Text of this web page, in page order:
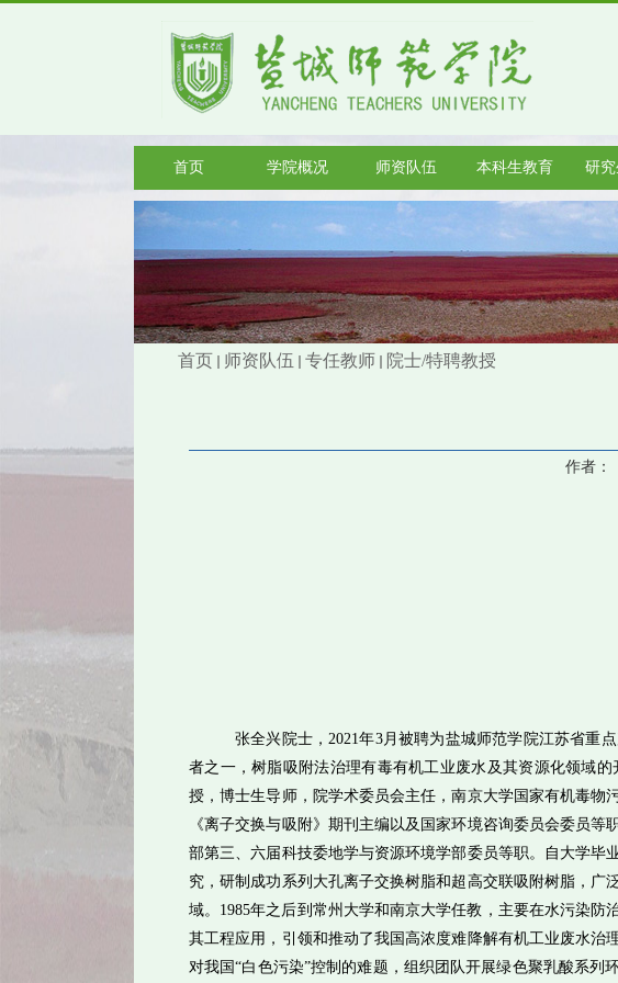
首页 学院概况 师资队伍 本科生教育 研
首页 师资队伍 专任教师 院士/特聘教授
作者：
张全兴院士，2021年3月被聘为盐城师范学院江苏省重
者之一，树脂吸附法治理有毒有机工业废水及其资源化领域的
授，博士生导师，院学术委员会主任，南京大学国家有机毒
《离子交换与吸附》期刊主编以及国家环境咨询委员会委员
部第三、六届科技委地学与资源环境学部委员等职。自大学毕
究，研制成功系列大孔离子交换树脂和超高交联吸附树脂，
域。 1985年之后到常州大学和南京大学任教，主要在水污染防
其工程应用，引领和推动了我国高浓度难降解有机工业废水治
对我国“白色污染”控制的难题，组织团队开展绿色聚乳酸系列